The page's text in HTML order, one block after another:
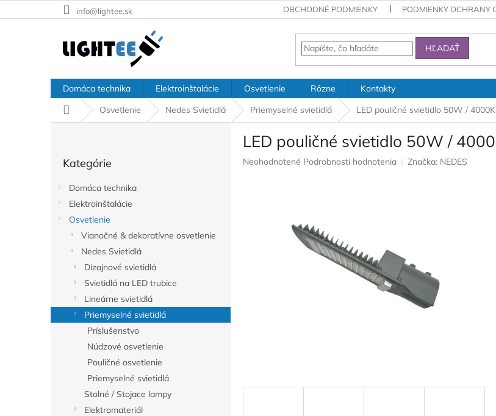
na
info@lightee.sk OBCHODNÉ PODMIENKY PODMIENKY OCHRANY
HĽADAŤ
Domáca technika Elektroinštalácie Osvetlenie Rôzne
Kontakty
DomovOsvetlenie Nedes Svietidlá Priemyselné svietidlá LED pouličné svietidlo 50W /
kategórie
Kategórie
Domáca technika
Elektroinštalácie
Osvetlenie
Vianočné & dekoratívne osvetlenie
Nedes Svietidlá
Dizajnové svietidlá
Svietidlá na LED trubice
Lineárne svietidlá
Priemyselné svietidlá
Príslušenstvo
Núdzové osvetlenie
Pouličné osvetlenie
Priemyselné svietidlá
Stolné / Stojace lampy
Elektromateriál
LED pouličné svietidlo 50W /
Priemerné
Neohodnotené Podrobnosti hodnotenia Značka: NEDES